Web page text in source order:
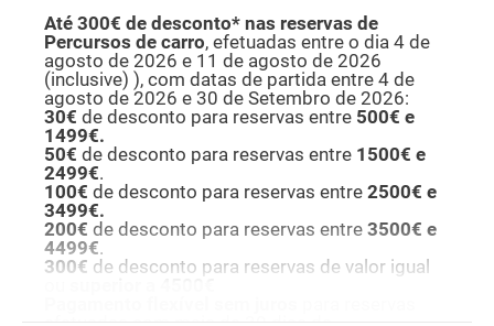
Até 300€ de desconto* nas reservas de
Percursos de carro, efetuadas entre o dia 4 de
agosto de 2026 e 11 de agosto de 2026
(inclusive) ), com datas de partida entre 4 de
agosto de 2026 e 30 de Setembro de 2026:
30€ de desconto para reservas entre 500€ e
1499€.
50€ de desconto para reservas entre 1500€ e
2499€.
100€ de desconto para reservas entre 2500€ e
3499€.
200€ de desconto para reservas entre 3500€ e
4499€.
300€ de desconto para reservas de valor igual